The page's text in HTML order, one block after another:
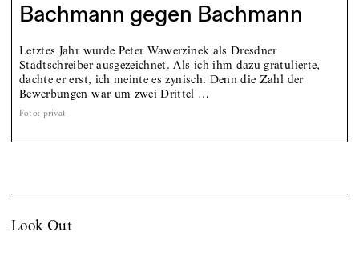
Bachmann gegen Bachmann
Letztes Jahr wurde Peter Wawerzinek als Dresdner
Stadtschreiber ausgezeichnet. Als ich ihm dazu gratulierte,
dachte er erst, ich meinte es zynisch. Denn die Zahl der
Bewerbungen war um zwei Drittel …
Foto: privat
Look Out